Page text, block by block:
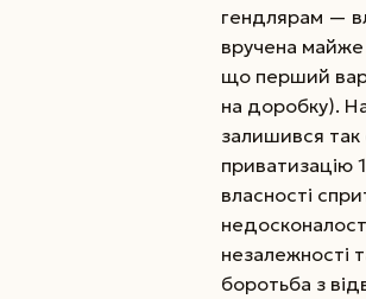
гендлярам —
вручена майже
що перший
на доробку).
залишився так
приватизацію
власності
незалежності
боротьба з